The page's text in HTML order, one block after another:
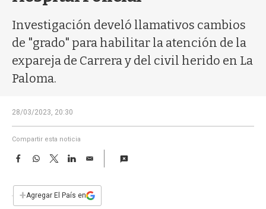
Investigación develó llamativos cambios
de "grado" para habilitar la atención de la
expareja de Carrera y del civil herido en La
Paloma.
28/03/2023, 20:30
Compartir esta noticia
F
e
b
W
s
T
w
t
L
E
i
l
+Agregar El País en